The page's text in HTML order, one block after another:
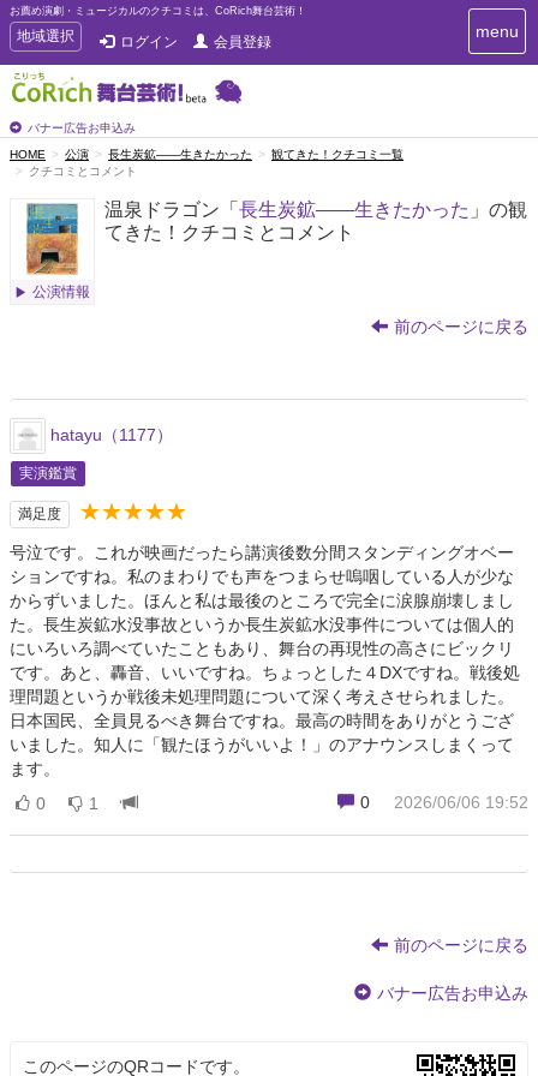
お薦め演劇・ミュージカルのクチコミは、CoRich舞台芸術！
T
o
g
g
e
n
a
i
地域選択 ログイン 会員登録
バナー広告お申込み
T
o
v
t
menu
HOME 公演 長生炭鉱――生きたかった
観てきた！クチコミ一覧
クチコミとコメント
公演情報
温泉ドラゴン「 長生炭鉱――生きたかった 」の観
てきた！クチコミとコメント
前のページに戻る
hatayu（1177）
実演鑑賞
満足度 ★★★★★
号泣です。これが映画だったら講演後数分間スタンディングオベー
ションですね。私のまわりでも声をつまらせ嗚咽している人が少な
からずいました。ほんと私は最後のところで完全に涙腺崩壊しまし
た。長生炭鉱水没事故というか長生炭鉱水没事件については個人的
にいろいろ調べていたこともあり、舞台の再現性の高さにビックリ
です。あと、轟音、いいですね。ちょっとした４DXですね。戦後処
理問題というか戦後未処理問題について深く考えさせられました。
日本国民、全員見るべき舞台ですね。最高の時間をありがとうござ
いました。知人に「観たほうがいいよ！」のアナウンスしまくって
ます。
0
2026/06/06 19:52
0 1
前のページに戻る
バナー広告お申込み
このページのQRコードです。